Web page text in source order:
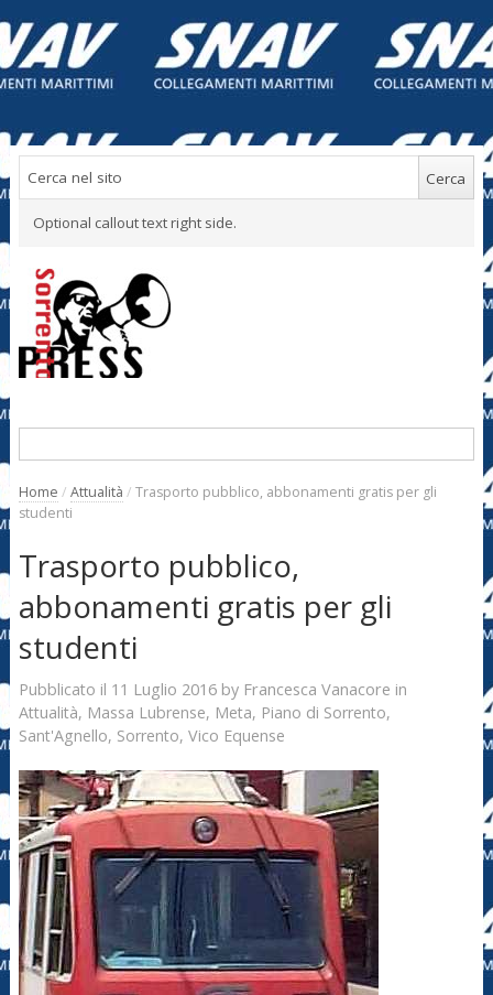
Optional callout text right side.
Home / Attualità / Trasporto pubblico, abbonamenti gratis per gli
studenti
Trasporto pubblico,
abbonamenti gratis per gli
studenti
Pubblicato il 11 Luglio 2016by Francesca Vanacore in
Attualità, Massa Lubrense, Meta, Piano di Sorrento,
Sant'Agnello, Sorrento, Vico Equense